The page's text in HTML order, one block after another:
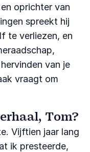
oprichter van
spreekt hij
te verliezen, en
van je
vraagt om
Tom?
Vijftien jaar lang
ik presteerde,